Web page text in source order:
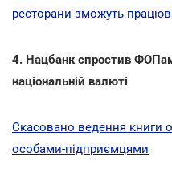
ресторани зможуть
4. Нацбанк спростив
національній валюті
Скасовано ведення книги
особами-підприємцями